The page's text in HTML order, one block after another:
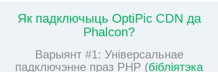
Як падключыць OptiPic CDN да
Phalcon?
Варыянт #1: Універсальнае
падключэнне праз PHP (бібліятэка